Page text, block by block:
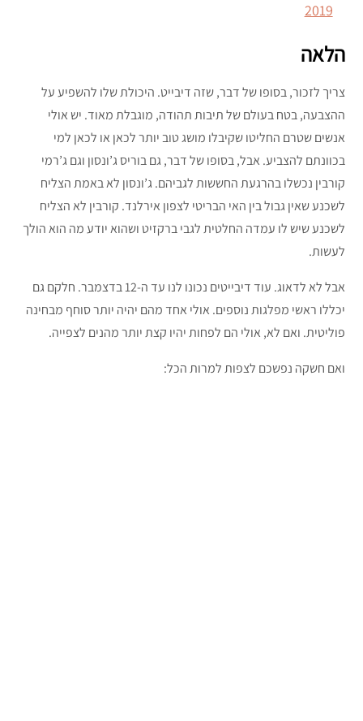
2019
הלאה
צריך לזכור, בסופו של דבר, שזה דיבייט. היכולת שלו להשפיע על
ההצבעה, בטח בעולם של תיבות תהודה, מוגבלת מאוד. יש אולי
אנשים שטרם החליטו שקיבלו מושג טוב יותר לכאן או לכאן למי
בכוונתם להצביע. אבל, בסופו של דבר, גם בוריס ג’ונסון וגם ג’רמי
קורבין נכשלו בהרגעת החששות לגביהם. ג’ונסון לא באמת הצליח
לשכנע שאין גבול בין האי הבריטי לצפון אירלנד. קורבין לא הצליח
לשכנע שיש לו עמדה החלטית לגבי ברקזיט ושהוא יודע מה הוא הולך
לעשות.
אבל לא לדאוג. עוד דיבייטים נכונו לנו עד ה-12 בדצמבר. חלקם גם
יכללו ראשי מפלגות נוספים. אולי אחד מהם יהיה יותר סוחף מבחינה
פוליטית. ואם לא, אולי הם לפחות יהיו קצת יותר מהנים לצפייה.
ואם חשקה נפשכם לצפות למרות הכל: